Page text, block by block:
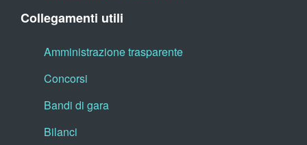
Collegamenti utili
Amministrazione trasparente
Concorsi
Bandi di gara
Bilanci